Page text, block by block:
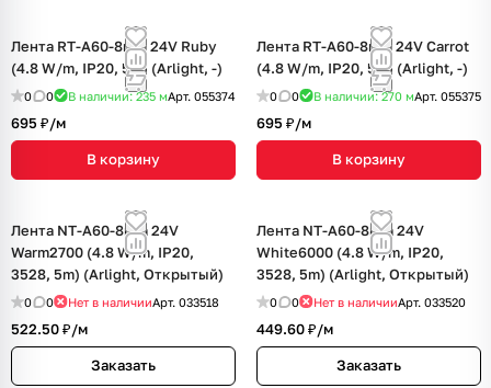
Лента RT-A60-8mm 24V Ruby
(4.8 W/m, IP20, 5m) (Arlight, -)
0 0 В наличии: 235 мАрт. 055374
695 ₽/м
В корзину
Лента RT-A60-8mm 24V Carrot
(4.8 W/m, IP20, 5m) (Arlight, -)
0 0 В наличии: 270 мАрт. 055375
695 ₽/м
В корзину
Лента NT-A60-8mm 24V
Warm2700 (4.8 W/m, IP20,
3528, 5m) (Arlight, Открытый)
0 0 Нет в наличииАрт. 033518
522.50 ₽/м
Заказать
Лента NT-A60-8mm 24V
White6000 (4.8 W/m, IP20,
3528, 5m) (Arlight, Открытый)
0 0 Нет в наличииАрт. 033520
449.60 ₽/м
Заказать